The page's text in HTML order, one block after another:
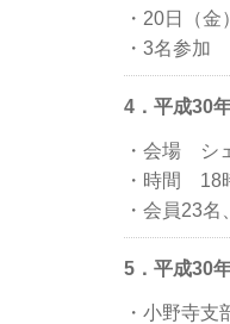
・20日（
・3名参加
4．平成30
・会場 シ
・時間 18
・会員23
5．平成30
・小野寺